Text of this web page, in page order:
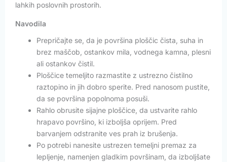
lahkih poslovnih prostorih.
Navodila
Prepričajte se, da je površina ploščic čista, suha in
brez maščob, ostankov mila, vodnega kamna, plesni
ali ostankov čistil.
Ploščice temeljito razmastite z ustrezno čistilno
raztopino in jih dobro sperite. Pred nanosom pustite,
da se površina popolnoma posuši.
Rahlo obrusite sijajne ploščice, da ustvarite rahlo
hrapavo površino, ki izboljša oprijem. Pred
barvanjem odstranite ves prah iz brušenja.
Po potrebi nanesite ustrezen temeljni premaz za
lepljenje, namenjen gladkim površinam, da izboljšate